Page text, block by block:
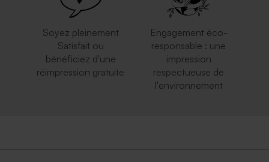
Soyez pleinement
Satisfait ou
bénéficiez d'une
réimpression gratuite
Engagement éco-
responsable : une
impression
respectueuse de
l'environnement